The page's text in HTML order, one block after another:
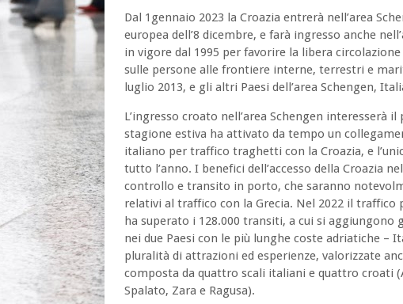
Dal 1gennaio 2023 la Croazia entrerà nell’area
europea dell’8 dicembre, e farà ingresso anche
in vigore dal 1995 per favorire la libera
sulle persone alle frontiere interne, terrestri e
luglio 2013, e gli altri Paesi dell’area Schengen,
L’ingresso croato nell’area Schengen interesserà
stagione estiva ha attivato da tempo un
italiano per traffico traghetti con la Croazia, e
tutto l’anno. I benefici dell’accesso della Croazia
controllo e transito in porto, che saranno
relativi al traffico con la Grecia. Nel 2022 il traffico
ha superato i 128.000 transiti, a cui si
nei due Paesi con le più lunghe coste adriatiche –
pluralità di attrazioni ed esperienze, valorizzate
composta da quattro scali italiani e quattro croati
Spalato, Zara e Ragusa).